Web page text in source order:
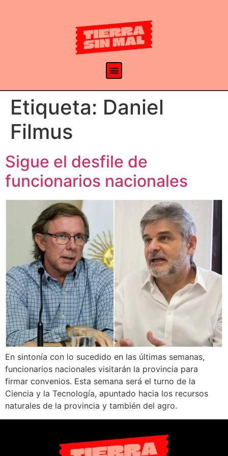
Etiqueta: Daniel
Filmus
Sigue el desfile de
funcionarios nacionales
En sintonía con lo sucedido en las últimas semanas,
funcionarios nacionales visitarán la provincia para
firmar convenios. Esta semana será el turno de la
Ciencia y la Tecnología, apuntado hacia los recursos
naturales de la provincia y también del agro.